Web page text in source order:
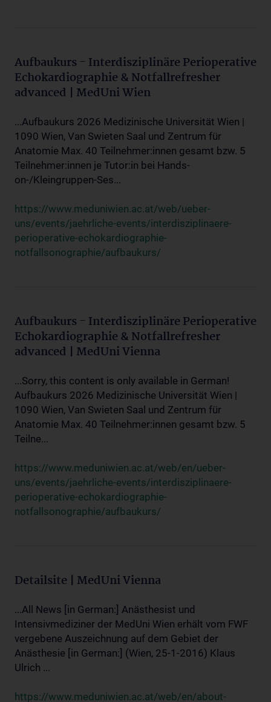
Aufbaukurs - Interdisziplinäre Perioperative
Echokardiographie & Notfallrefresher
advanced | MedUni Wien
...Aufbaukurs 2026 Medizinische Universität Wien |
1090 Wien, Van Swieten Saal und Zentrum für
Anatomie Max. 40 Teilnehmer:innen gesamt bzw. 5
Teilnehmer:innen je Tutor:in bei Hands-
on-/Kleingruppen-Ses...
https://www.meduniwien.ac.at/web/ueber-
uns/events/jaehrliche-events/interdisziplinaere-
perioperative-echokardiographie-
notfallsonographie/aufbaukurs/
Aufbaukurs - Interdisziplinäre Perioperative
Echokardiographie & Notfallrefresher
advanced | MedUni Vienna
...Sorry, this content is only available in German!
Aufbaukurs 2026 Medizinische Universität Wien |
1090 Wien, Van Swieten Saal und Zentrum für
Anatomie Max. 40 Teilnehmer:innen gesamt bzw. 5
Teilne...
https://www.meduniwien.ac.at/web/en/ueber-
uns/events/jaehrliche-events/interdisziplinaere-
perioperative-echokardiographie-
notfallsonographie/aufbaukurs/
Detailsite | MedUni Vienna
...All News [in German:] Anästhesist und
Intensivmediziner der MedUni Wien erhält vom FWF
vergebene Auszeichnung auf dem Gebiet der
Anästhesie [in German:] (Wien, 25-1-2016) Klaus
Ulrich ...
https://www.meduniwien.ac.at/web/en/about-